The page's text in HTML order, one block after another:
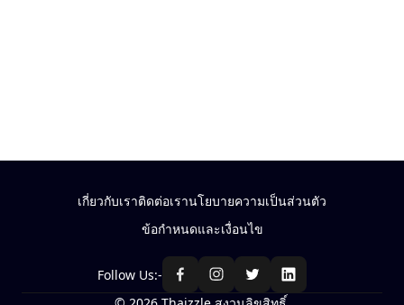
เกี่ยวกับเราติดต่อเรานโยบายความเป็นส่วนตัว
ข้อกำหนดและเงื่อนไข
Follow Us:-